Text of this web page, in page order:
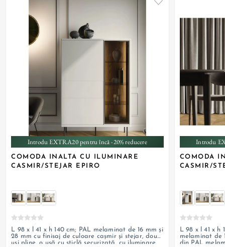
Introdu EXTRA20 pentru încă -20% reducere
COMODA INALTA CU ILUMINARE
CASMIR/STEJAR EPIRO
+ 3
L 98 x l 41 x h 140 cm; PAL melaminat de 16 mm și
28 mm cu finisaj de culoare cașmir și stejar, două
uși pline, o ușă cu sticlă securizată, cu iluminare
Introdu
COMODA
CASMIR/
L 98 x l 41 x h
melaminat de
din PAL